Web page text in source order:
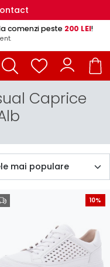
comenzi peste 200 LEI!
Caprice
10%